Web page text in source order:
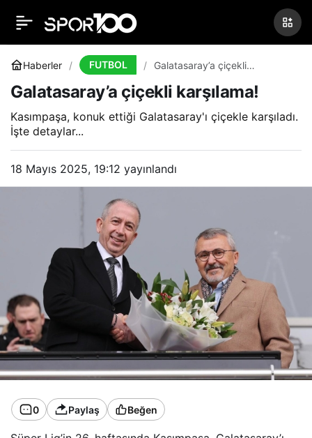
Haberler FUTBOL
Galatasaray’a çiçekli
Galatasaray’a çiçekli karşılama!
Kasımpaşa, konuk ettiği Galatasaray'ı çiçekle karşıladı.
İşte detaylar...
18 Mayıs 2025, 19:12 yayınlandı
0 Paylaş Beğen
Galatasaray’a çiçekli
karşılama!